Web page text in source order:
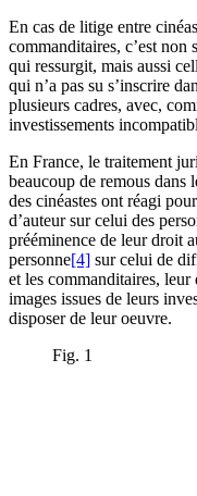
En cas de litige entre
commanditaires, c’est non
qui ressurgit, mais aussi
qui n’a pas su s’inscrire
plusieurs cadres, avec,
investissements
En France, le traitement
beaucoup de remous dans
des cinéastes ont réagi
d’auteur sur celui des
prééminence de leur droit
personne[4] sur celui de
et les commanditaires,
images issues de leurs
disposer de leur oeuvre.
Fig. 1